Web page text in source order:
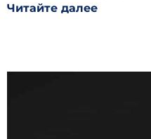
Читайте далее